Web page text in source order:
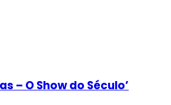
– O Show do Século’